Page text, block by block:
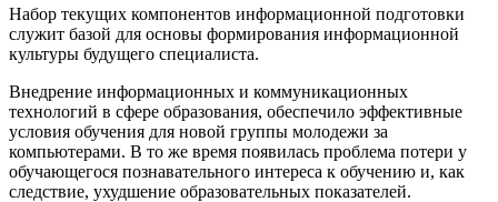
Набор текущих компонентов информационной подготовки
служит базой для основы формирования информационной
культуры будущего специалиста.
Внедрение информационных и коммуникационных
технологий в сфере образования, обеспечило эффективные
условия обучения для новой группы молодежи за
компьютерами.​ В то же время появилась проблема потери у
обучающегося познавательного интереса к обучению и, как
следствие, ухудшение образовательных показателей.